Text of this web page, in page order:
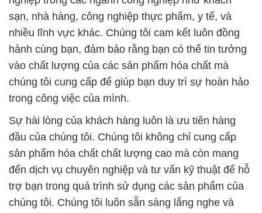
sạn, nhà hàng, công nghiệp thực phẩm, y tế, và
nhiều lĩnh vực khác. Chúng tôi cam kết luôn đồng
hành cùng bạn, đảm bảo rằng bạn có thể tin tưởng
vào chất lượng của các sản phẩm hóa chất mà
chúng tôi cung cấp để giúp bạn duy trì sự hoàn hảo
trong công việc của mình.
Sự hài lòng của khách hàng luôn là ưu tiên hàng
đầu của chúng tôi. Chúng tôi không chỉ cung cấp
sản phẩm hóa chất chất lượng cao mà còn mang
đến dịch vụ chuyên nghiệp và tư vấn kỹ thuật để hỗ
trợ bạn trong quá trình sử dụng các sản phẩm của
chúng tôi. Chúng tôi luôn sẵn sàng lắng nghe và